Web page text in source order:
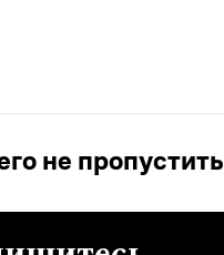
не пропустить